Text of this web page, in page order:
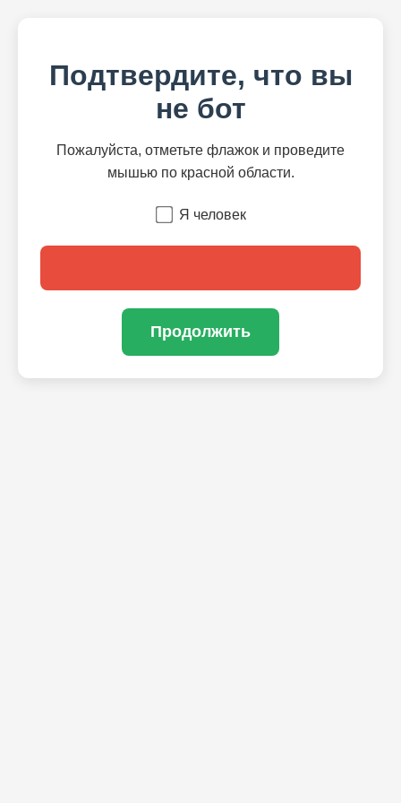
Подтвердите, что вы
не бот
Пожалуйста, отметьте флажок и проведите
мышью по красной области.
Я человек
Продолжить